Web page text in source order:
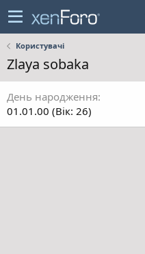
Користувачі
Zlaya sobaka
День народження
01.01.00 (Вік: 26)